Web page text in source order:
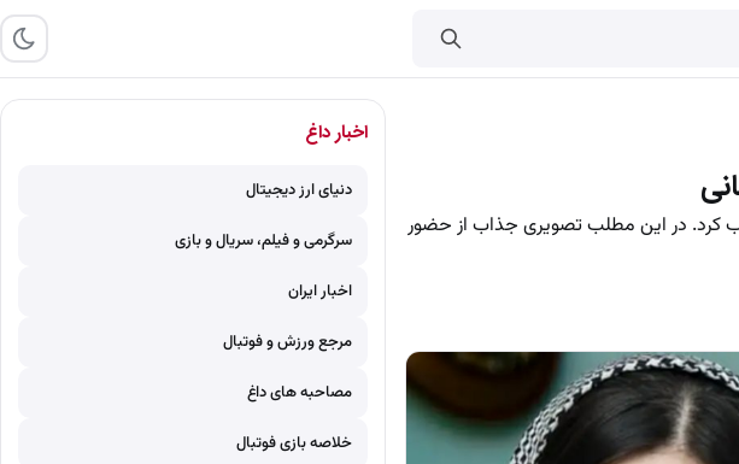
کرد. در این مطلب تصویری جذاب از حضور
اخبار داغ
دنیای ارز دیجیتال
سرگرمی و فیلم، سریال و بازی
اخبار ایران
مرجع ورزش و فوتبال
مصاحبه های داغ
خلاصه بازی فوتبال